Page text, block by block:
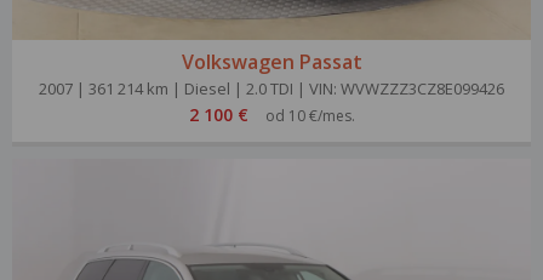
Volkswagen Passat
2007 | 361 214 km | Diesel | 2.0 TDI | VIN: WVWZZZ3CZ8E099426
2 100 € od 10 €/mes.